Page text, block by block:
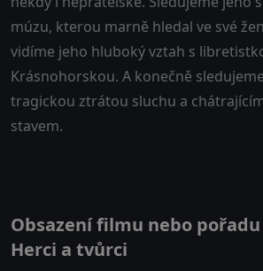
múzu, kterou marně hledal ve své
vidíme jeho hluboký vztah s
Krásnohorskou. A konečně
tragickou ztrátou sluchu a
stavem.
Obsazení filmu nebo
Herci a tvůrci